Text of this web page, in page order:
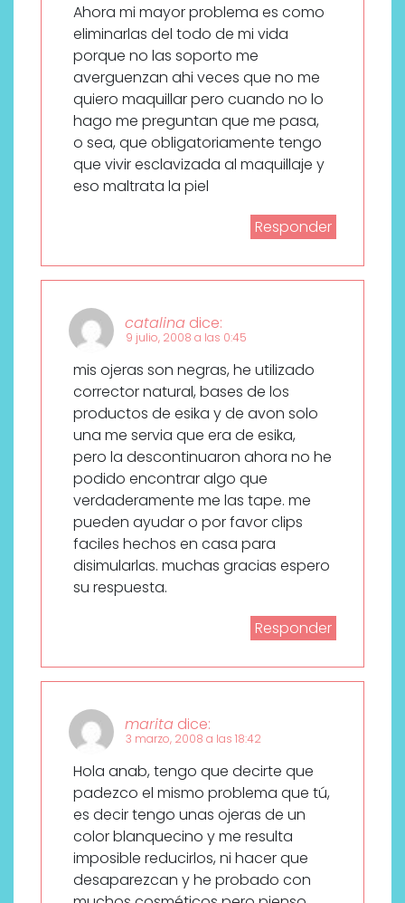
Ahora mi mayor problema es como
eliminarlas del todo de mi vida
porque no las soporto me
averguenzan ahi veces que no me
quiero maquillar pero cuando no lo
hago me preguntan que me pasa,
o sea, que obligatoriamente tengo
que vivir esclavizada al maquillaje y
eso maltrata la piel
Responder
catalina dice:
9 julio, 2008 a las 0:45
mis ojeras son negras, he utilizado
corrector natural, bases de los
productos de esika y de avon solo
una me servia que era de esika,
pero la descontinuaron ahora no he
podido encontrar algo que
verdaderamente me las tape. me
pueden ayudar o por favor clips
faciles hechos en casa para
disimularlas. muchas gracias espero
su respuesta.
Responder
marita dice:
3 marzo, 2008 a las 18:42
Hola anab, tengo que decirte que
padezco el mismo problema que tú,
es decir tengo unas ojeras de un
color blanquecino y me resulta
imposible reducirlos, ni hacer que
desaparezcan y he probado con